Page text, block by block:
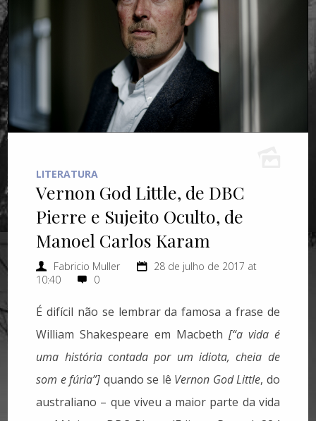
LITERATURA
Vernon God Little, de DBC
Pierre e Sujeito Oculto, de
Manoel Carlos Karam
Fabricio Muller
28 de julho de 2017 at
10:40
0
É difícil não se lembrar da famosa a frase de
William Shakespeare em Macbeth [“a vida é
uma história contada por um idiota, cheia de
som e fúria”] quando se lê Vernon God Little, do
australiano – que viveu a maior parte da vida